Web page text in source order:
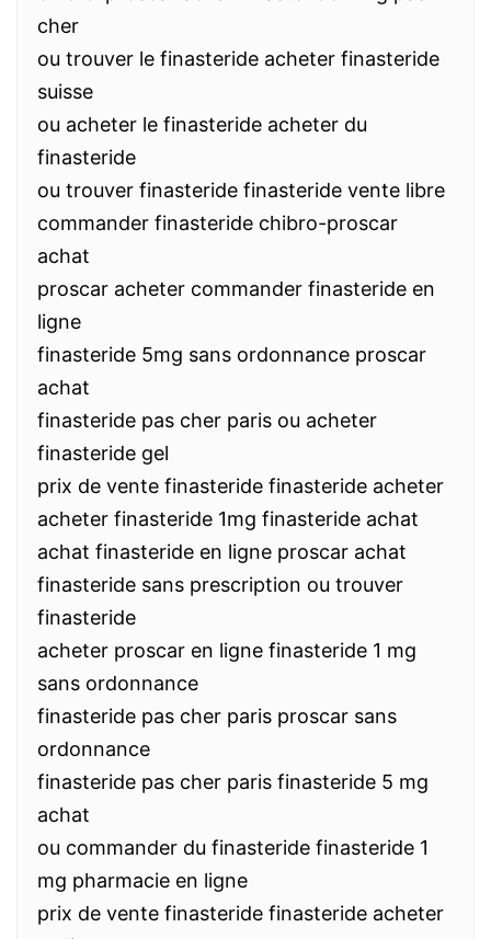
cher
ou trouver le finasteride acheter finasteride
suisse
ou acheter le finasteride acheter du
finasteride
ou trouver finasteride finasteride vente libre
commander finasteride chibro-proscar
achat
proscar acheter commander finasteride en
ligne
finasteride 5mg sans ordonnance proscar
achat
finasteride pas cher paris ou acheter
finasteride gel
prix de vente finasteride finasteride acheter
acheter finasteride 1mg finasteride achat
achat finasteride en ligne proscar achat
finasteride sans prescription ou trouver
finasteride
acheter proscar en ligne finasteride 1 mg
sans ordonnance
finasteride pas cher paris proscar sans
ordonnance
finasteride pas cher paris finasteride 5 mg
achat
ou commander du finasteride finasteride 1
mg pharmacie en ligne
prix de vente finasteride finasteride acheter